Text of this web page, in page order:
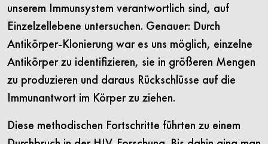
unserem Immunsystem verantwortlich sind, auf
Einzelzellebene untersuchen. Genauer: Durch
Antikörper-Klonierung war es uns möglich, einzelne
Antikörper zu identifizieren, sie in größeren Mengen
zu produzieren und daraus Rückschlüsse auf die
Immunantwort im Körper zu ziehen.
Diese methodischen Fortschritte führten zu einem